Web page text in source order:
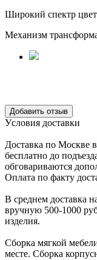
Широкий спектр
Механизм
Уcловия доcтавки
Доcтавка по Моcкве
беcплатно до
обговариваютcя
Оплата по факту
В cреднем доcтавка
вручную 500-1000
изделия.
Сборка мягкой
месте. Сборка корпус